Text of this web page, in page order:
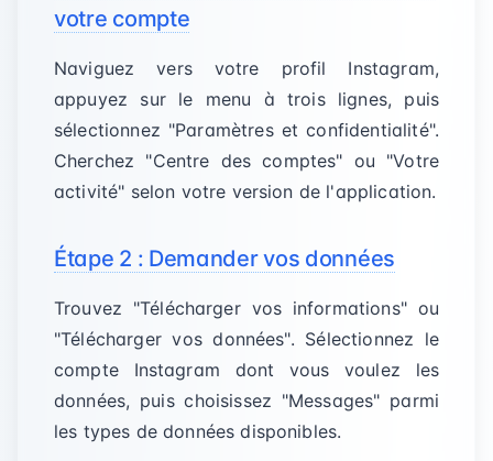
votre compte
Naviguez vers votre profil Instagram,
appuyez sur le menu à trois lignes, puis
sélectionnez "Paramètres et confidentialité".
Cherchez "Centre des comptes" ou "Votre
activité" selon votre version de l'application.
Étape 2 : Demander vos données
Trouvez "Télécharger vos informations" ou
"Télécharger vos données". Sélectionnez le
compte Instagram dont vous voulez les
données, puis choisissez "Messages" parmi
les types de données disponibles.